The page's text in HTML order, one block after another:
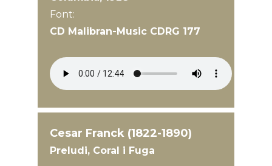
Font:
CD Malibran-Music CDRG 177
Cesar Franck (1822-1890)
Preludi, Coral i Fuga